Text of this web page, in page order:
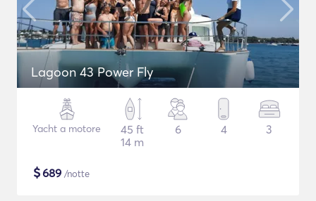
Lagoon 43 Power Fly
Yacht a motore
45 ft
14 m
6 4 3
$689 /notte